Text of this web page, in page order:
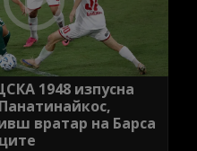
1948 изпусна
вратар на Барса